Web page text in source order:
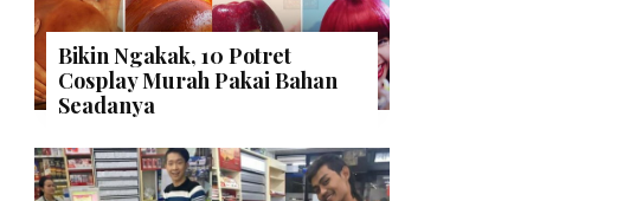
Bikin Ngakak, 10 Potret
Cosplay Murah Pakai Bahan
Seadanya